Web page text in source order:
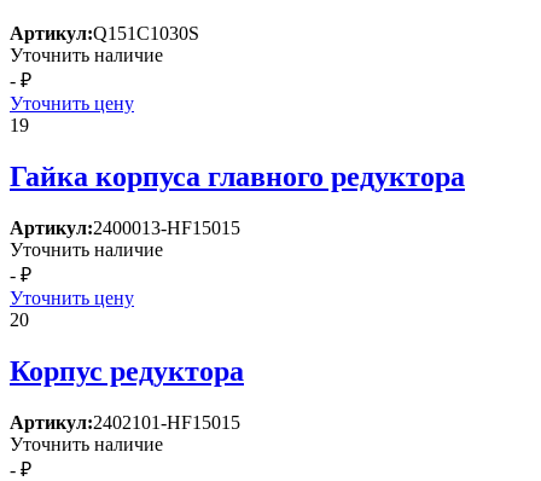
Артикул:Q151C1030S
Уточнить наличие
- ₽
Уточнить цену
19
Гайка корпуса главного редуктора
Артикул:2400013-HF15015
Уточнить наличие
- ₽
Уточнить цену
20
Корпус редуктора
Артикул:2402101-HF15015
Уточнить наличие
- ₽